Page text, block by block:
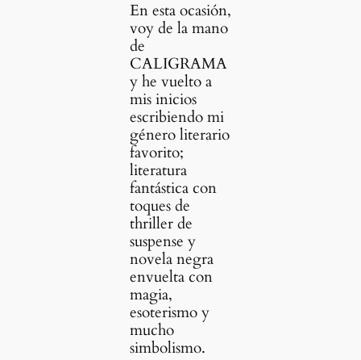
En esta ocasión,
voy de la mano
de
CALIGRAMA
y he vuelto a
mis inicios
escribiendo mi
género literario
favorito;
literatura
fantástica con
toques de
thriller de
suspense y
novela negra
envuelta con
magia,
esoterismo y
mucho
simbolismo.